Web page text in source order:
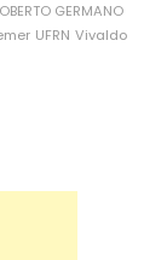
GERMANO
UFRN Vivaldo